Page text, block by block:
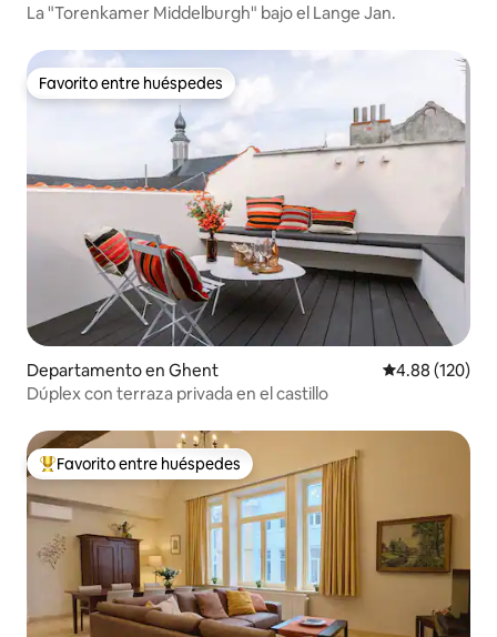
La "Torenkamer Middelburgh" bajo el Lange Jan.
Favorito entre huéspedes
Favorito entre huéspedes
Departamento en Ghent Calificación
4.88 (120)
Dúplex con terraza privada en el castillo
De los mejores en Favorito entre huéspedes
Favorito entre huéspedes